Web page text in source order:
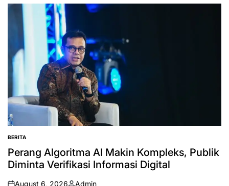
by
POSTED
IN
BERITA
Perang Algoritma AI Makin Kompleks, Publik
Diminta Verifikasi Informasi Digital
August 6, 2026 Admin